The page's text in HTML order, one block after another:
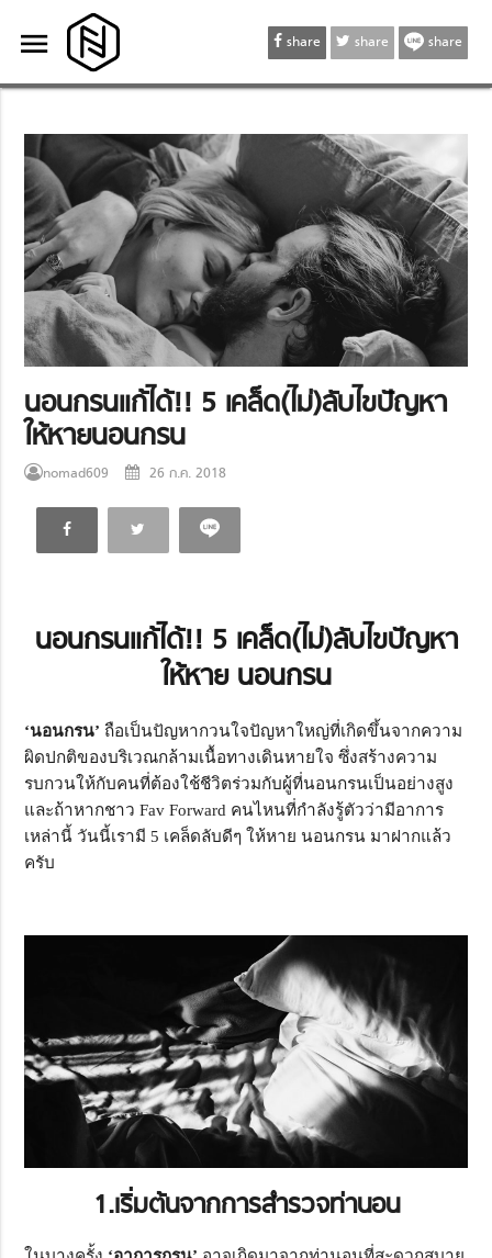
menu
menu share share share
นอนกรนแก้ได้!! 5 เคล็ด(ไม่)ลับไขปัญหา
ให้หายนอนกรน
nomad609 26 ก.ค. 2018
นอนกรนแก้ได้!! 5 เคล็ด(ไม่)ลับไขปัญหา
ให้หาย นอนกรน
‘นอนกรน’ ถือเป็นปัญหากวนใจปัญหาใหญ่ที่เกิดขึ้นจากความ
ผิดปกติของบริเวณกล้ามเนื้อทางเดินหายใจ ซึ่งสร้างความ
รบกวนให้กับคนที่ต้องใช้ชีวิตร่วมกับผู้ที่นอนกรนเป็นอย่างสูง
และถ้าหากชาว Fav Forward คนไหนที่กำลังรู้ตัวว่ามีอาการ
เหล่านี้ วันนี้เรามี 5 เคล็ดลับดีๆ ให้หาย นอนกรน มาฝากแล้ว
ครับ
1.เริ่มต้นจากการสำรวจท่านอน